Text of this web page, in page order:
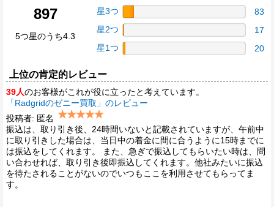
897
5つ星のうち4.3
星3つ
83
星2つ
17
星1つ
20
上位の肯定的レビュー
39人のお客様がこれが役に立ったと考えています。
「Radgridのゼニー買取」のレビュー
投稿者: 匿名
振込は、取り引き後、24時間いないと記載されていますが、午前中
に取り引きした場合は、当日中の着金に間に合うように15時までに
は振込をしてくれます。 また、急ぎで振込してもらいたい時は、問
い合わせれば、取り引き後即振込してくれます。他社みたいに振込
を待たされることがないのでいつもここを利用させてもらってま
す。